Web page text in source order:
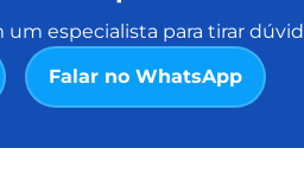
especialista para tirar
Falar no WhatsApp